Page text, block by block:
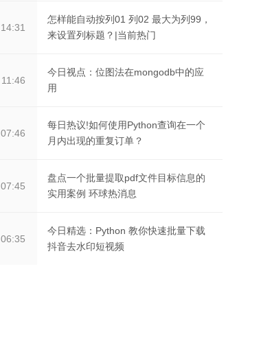
14:31
怎样能自动按列01 列02 最大为列99，
来设置列标题？|当前热门
11:46
今日视点：位图法在mongodb中的应
用
07:46
每日热议!如何使用Python查询在一个
月内出现的重复订单？
07:45
盘点一个批量提取pdf文件目标信息的
实用案例 环球热消息
06:35
今日精选：Python 教你快速批量下载
抖音去水印短视频